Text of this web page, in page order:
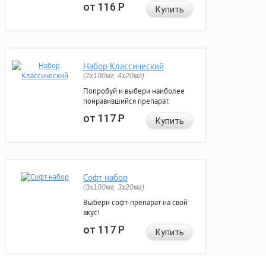
от 116Р Купить
Набор Классический
(2x100мг, 4x20мг)
Попробуй и выбери наиболее
понравившийся препарат.
от 117Р Купить
Софт набор
(3x100мг, 3x20мг)
Выбери софт-препарат на свой
вкус!
от 117Р Купить